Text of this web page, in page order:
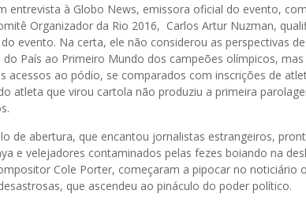
entrevista à Globo News, emissora oficial do evento,
Organizador da Rio 2016, Carlos Artur Nuzman,
evento. Na certa, ele não considerou as perspectivas
País ao Primeiro Mundo dos campeões olímpicos,
acessos ao pódio, se comparados com inscrições de
atleta que virou cartola não produziu a primeira
de abertura, que encantou jornalistas estrangeiros,
e velejadores contaminados pelas fezes boiando na
Cole Porter, começaram a pipocar no noticiário
que ascendeu ao pináculo do poder político.